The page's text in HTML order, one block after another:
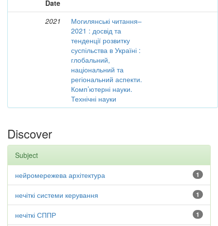
Date
2021
Могилянські читання–
2021 : досвід та
тенденції розвитку
суспільства в Україні :
глобальний,
національний та
регіональний аспекти.
Комп’ютерні науки.
Технічні науки
Discover
Subject
1
нейромережева архітектура
1
нечіткі системи керування
1
нечіткі СППР